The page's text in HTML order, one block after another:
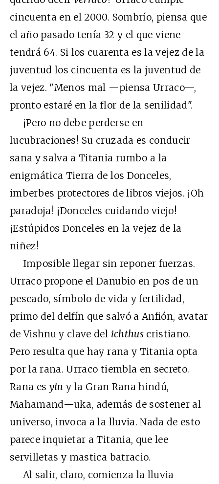
cincuenta en el 2000. Sombrío, piensa que
el año pasado tenía 32 y el que viene
tendrá 64. Si los cuarenta es la vejez de la
juventud los cincuenta es la juventud de
la vejez. "Menos mal —piensa Urraco—,
pronto estaré en la flor de la senilidad".
¡Pero no debe perderse en
lucubraciones! Su cruzada es conducir
sana y salva a Titania rumbo a la
enigmática Tierra de los Donceles,
imberbes protectores de libros viejos. ¡Oh
paradoja! ¡Donceles cuidando viejo!
¡Estúpidos Donceles en la vejez de la
niñez!
Imposible llegar sin reponer fuerzas.
Urraco propone el Danubio en pos de un
pescado, símbolo de vida y fertilidad,
primo del delfín que salvó a Anfión, avatar
de Vishnu y clave del ichthuscristiano.
Pero resulta que hay rana y Titania opta
por la rana. Urraco tiembla en secreto.
Rana es yin y la Gran Rana hindú,
Mahamand—uka, además de sostener al
universo, invoca a la lluvia. Nada de esto
parece inquietar a Titania, que lee
servilletas y mastica batracio.
Al salir, claro, comienza la lluvia